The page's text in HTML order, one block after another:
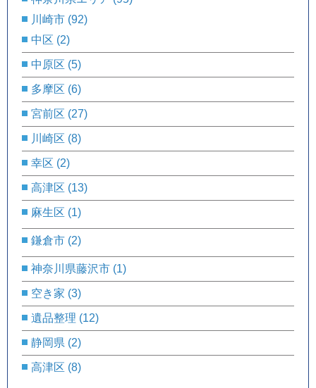
川崎市 (92)
中区 (2)
中原区 (5)
多摩区 (6)
宮前区 (27)
川崎区 (8)
幸区 (2)
高津区 (13)
麻生区 (1)
鎌倉市 (2)
神奈川県藤沢市 (1)
空き家 (3)
遺品整理 (12)
静岡県 (2)
高津区 (8)